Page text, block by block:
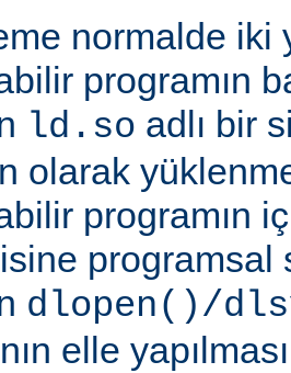
normalde iki
programın
ld.so adlı bir
olarak
programın
programsal
dlopen()/
elle